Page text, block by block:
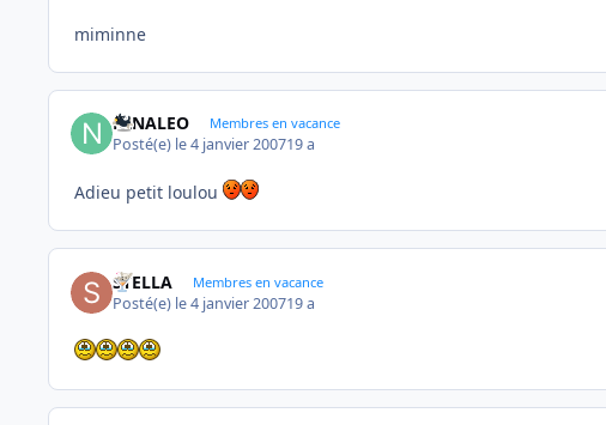
miminne
NINALEO Membres en vacance
Posté(e) le 4 janvier 200719 a
Adieu petit loulou
STELLA Membres en vacance
Posté(e) le 4 janvier 200719 a